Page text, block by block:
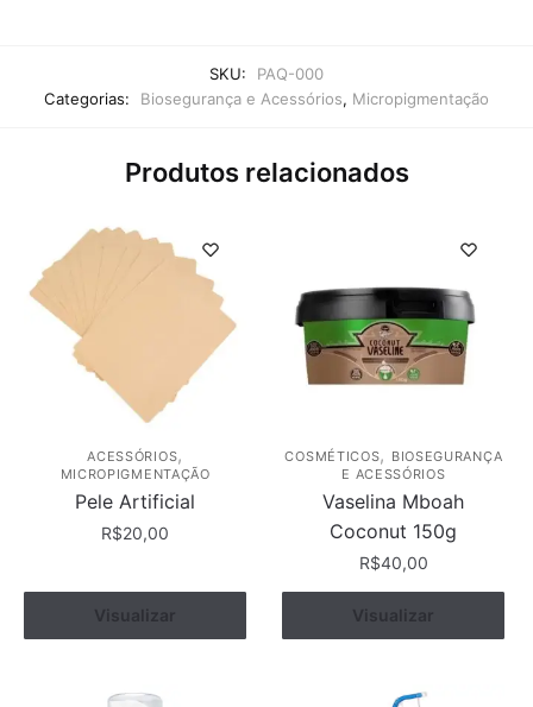
SKU:
PAQ-000
Categorias:
Biosegurança e Acessórios, Micropigmentação
Produtos relacionados
ACESSÓRIOS,
MICROPIGMENTAÇÃO
Pele Artificial
R$20,00
Comprar
Visualizar
COSMÉTICOS, BIOSEGURANÇA
E ACESSÓRIOS
Vaselina Mboah
Coconut 150g
R$40,00
Comprar
Visualizar